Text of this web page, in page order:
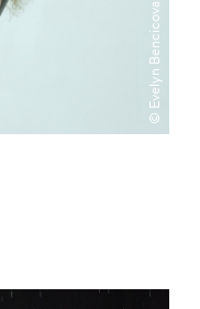
© Evelyn Bencicova